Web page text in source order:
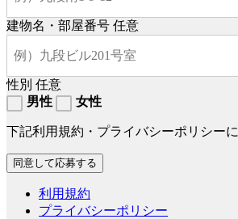
建物名・部屋番号 任意
性別 任意
男性
女性
下記利用規約・プライバシーポリシーに
利用規約
プライバシーポリシー